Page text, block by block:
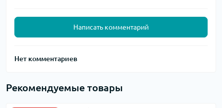
Написать комментарий
Нет комментариев
Рекомендуемые товары